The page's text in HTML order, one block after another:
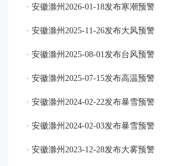
· 安徽滁州2026-01-18发布寒潮预警
· 安徽滁州2025-11-26发布大风预警
· 安徽滁州2025-08-01发布台风预警
· 安徽滁州2025-07-15发布高温预警
· 安徽滁州2024-02-22发布暴雪预警
· 安徽滁州2024-02-03发布暴雪预警
· 安徽滁州2023-12-28发布大雾预警